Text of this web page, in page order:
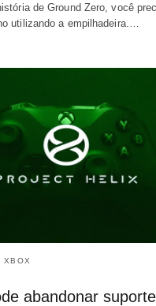
de Ground Zero, você
utilizando a empilhadeira.…
XBOX
abandonar